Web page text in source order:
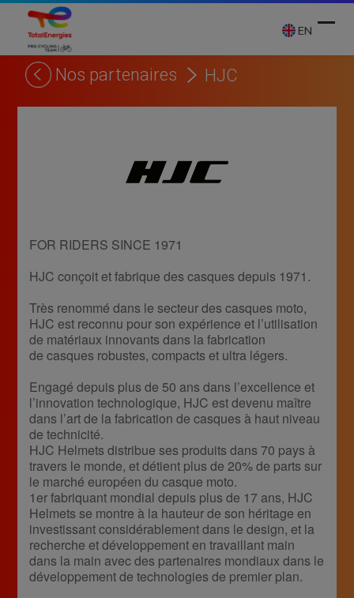
Skip
content
EN
Nos partenaires HJC
FOR RIDERS SINCE 1971
HJC conçoit et fabrique des casques depuis 1971.
Très renommé dans le secteur des casques moto,
HJC est reconnu pour son expérience et l’utilisation
de matériaux innovants dans la fabrication
de casques robustes, compacts et ultra légers.
Engagé depuis plus de 50 ans dans l’excellence et
l’innovation technologique, HJC est devenu maître
dans l’art de la fabrication de casques à haut niveau
de technicité.
HJC Helmets distribue ses produits dans 70 pays à
travers le monde, et détient plus de 20% de parts sur
le marché européen du casque moto.
1er fabriquant mondial depuis plus de 17 ans, HJC
Helmets se montre à la hauteur de son héritage en
investissant considérablement dans le design, et la
recherche et développement en travaillant main
dans la main avec des partenaires mondiaux dans le
développement de technologies de premier plan.